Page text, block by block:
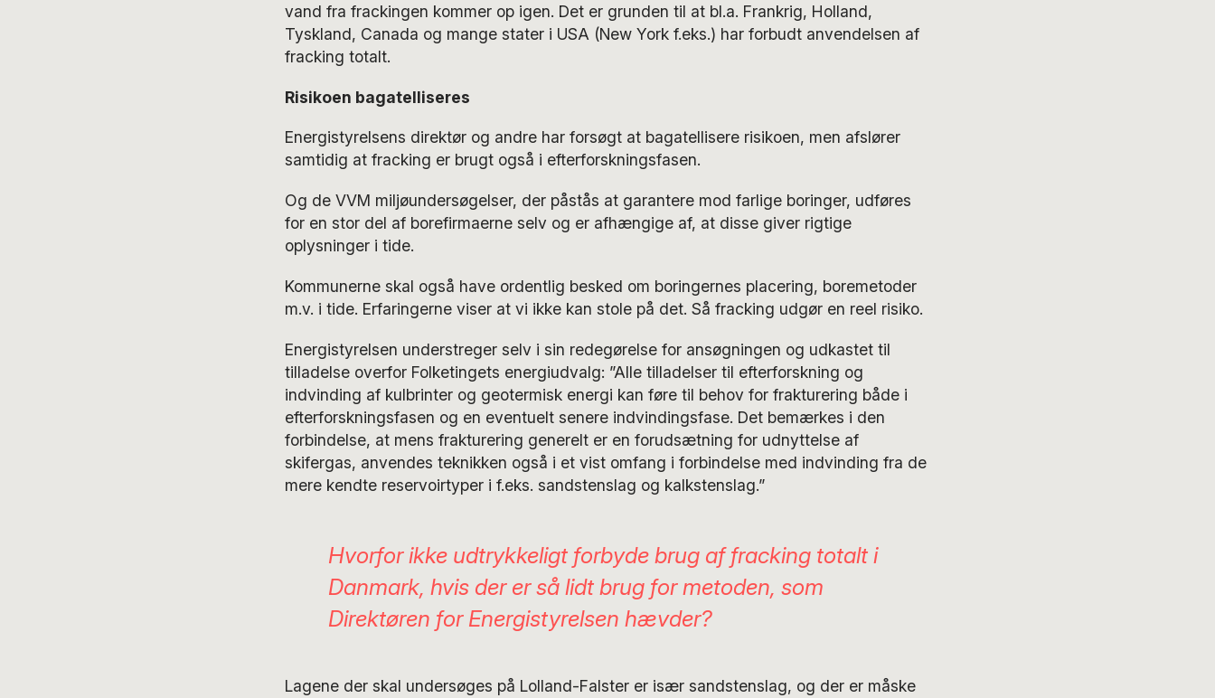
vand fra frackingen kommer op igen. Det er grunden til at bl.a. Frankrig, Holland,
Tyskland, Canada og mange stater i USA (New York f.eks.) har forbudt anvendelsen af
fracking totalt.
Risikoen bagatelliseres
Energistyrelsens direktør og andre har forsøgt at bagatellisere risikoen, men afslører
samtidig at fracking er brugt også i efterforskningsfasen.
Og de VVM miljøundersøgelser, der påstås at garantere mod farlige boringer, udføres
for en stor del af borefirmaerne selv og er afhængige af, at disse giver rigtige
oplysninger i tide.
Kommunerne skal også have ordentlig besked om boringernes placering, boremetoder
m.v. i tide. Erfaringerne viser at vi ikke kan stole på det. Så fracking udgør en reel risiko.
Energistyrelsen understreger selv i sin redegørelse for ansøgningen og udkastet til
tilladelse overfor Folketingets energiudvalg: ”Alle tilladelser til efterforskning og
indvinding af kulbrinter og geotermisk energi kan føre til behov for frakturering både i
efterforskningsfasen og en eventuelt senere indvindingsfase. Det bemærkes i den
forbindelse, at mens frakturering generelt er en forudsætning for udnyttelse af
skifergas, anvendes teknikken også i et vist omfang i forbindelse med indvinding fra de
mere kendte reservoirtyper i f.eks. sandstenslag og kalkstenslag.”
Hvorfor ikke udtrykkeligt forbyde brug af fracking totalt i
Danmark, hvis der er så lidt brug for metoden, som
Direktøren for Energistyrelsen hævder?
Lagene der skal undersøges på Lolland-Falster er især sandstenslag, og der er måske